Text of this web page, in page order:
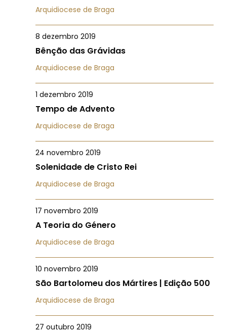
Arquidiocese de Braga
8 dezembro 2019
Bênção das Grávidas
Arquidiocese de Braga
1 dezembro 2019
Tempo de Advento
Arquidiocese de Braga
24 novembro 2019
Solenidade de Cristo Rei
Arquidiocese de Braga
17 novembro 2019
A Teoria do Género
Arquidiocese de Braga
10 novembro 2019
São Bartolomeu dos Mártires | Edição 500
Arquidiocese de Braga
27 outubro 2019